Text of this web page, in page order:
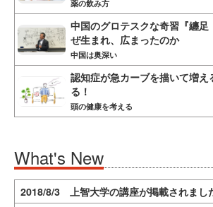
薬の飲み方
中国のグロテスクな奇習『纏
ぜ生まれ、広まったのか
中国は奥深い
認知症が急カーブを描いて増え
る！
頭の健康を考える
What's New
2018/8/3 上智大学の講座が掲載されまし